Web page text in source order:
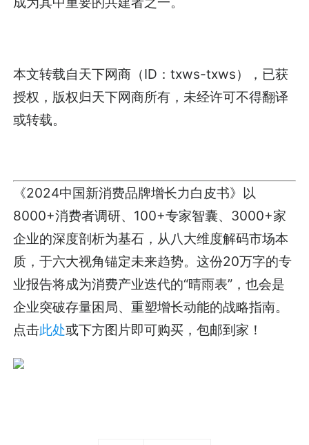
本文转载自天下网商（ID：txws-txws），已获
授权，版权归天下网商所有，未经许可不得翻译
或转载。
《2024中国新消费品牌增长力白皮书》以
8000+消费者调研、100+专家智囊、3000+家
企业的深度剖析为基石，从八大维度解码市场本
质，于六大视角锚定未来趋势。这份20万字的专
业报告将成为消费产业迭代的“晴雨表”，也会是
企业突破存量困局、重塑增长动能的战略指南。
点击此处或下方图片即可购买，包邮到家！